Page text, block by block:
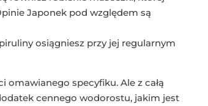
Japonek pod względem są
osiągniesz przy jej regularnym
specyfiku. Ale z całą
cennego wodorostu, jakim jest